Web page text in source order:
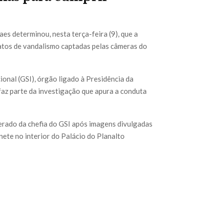
determinou, nesta terça-feira (9), que a
de vandalismo captadas pelas câmeras do
(GSI), órgão ligado à Presidência da
parte da investigação que apura a conduta
da chefia do GSI após imagens divulgadas
no interior do Palácio do Planalto